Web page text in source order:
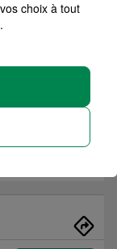
choix à tout